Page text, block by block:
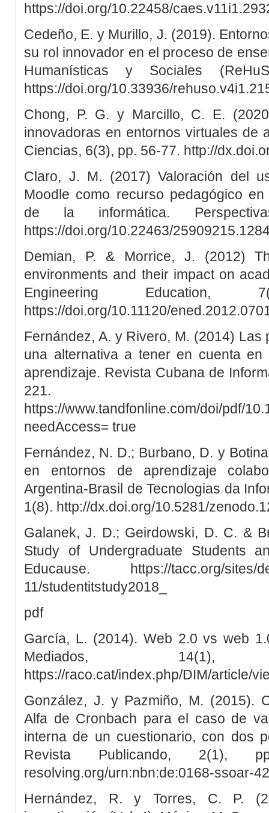
https://doi.org/10.22458/
Cedeño, E. y Murillo, J. (2019).
su rol innovador en el proceso de
Humanísticas y Sociales
https://doi.org/10.33936/
Chong, P. G. y Marcillo, C. E.
innovadoras en entornos virtuales de
Ciencias, 6(3), pp. 56-77. http://
Claro, J. M. (2017) Valoración del
Moodle como recurso pedagógico
de la informática.
https://doi.org/10.22463/
Demian, P. & Morrice, J. (2012)
environments and their impact on
Engineering
https://doi.org/10.11120/
Fernández, A. y Rivero, M. (2014) Las
una alternativa a tener en cuenta
aprendizaje. Revista Cubana de
221.
https://www.tandfonline.com/doi/pdf/
needAccess= true
Fernández, N. D.; Burbano, D. y
en entornos de aprendizaje
Argentina-Brasil de Tecnologias da
1(8). http://dx.doi.org/10.5281/
Galanek, J. D.; Geirdowski, D. C. &
Study of Undergraduate Students
Educause. https://tacc.org/sites/
11/studentitstudy2018_
pdf
García, L. (2014). Web 2.0 vs web
Mediados,
https://raco.cat/index.php/DIM/article/
González, J. y Pazmiño, M. (2015).
Alfa de Cronbach para el caso de
interna de un cuestionario, con dos
Revista Publicando, 2(1),
resolving.org/urn:nbn:de:0168-ssoar-
Hernández, R. y Torres, C. P.